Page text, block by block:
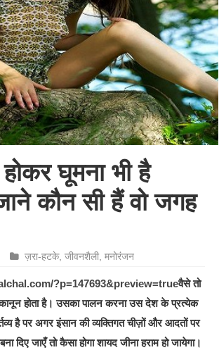
घूमना भी है
कौन सी हैं वो जगह
ज़रा-हटके,जीवनशैली,मनोरंजन
?p=147693&preview=trueवैसे तो
होता है। उसका पालन करना उस देश के प्रत्येक
है पर अगर इंसान की व्यक्तिगत चीज़ों और आदतों पर
दिए जाएँ तो कैसा होगा शायद जीना हराम हो जायेगा।